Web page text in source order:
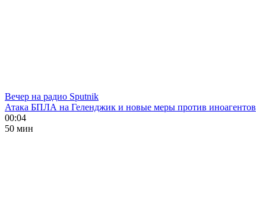
Вечер на радио Sputnik
Атака БПЛА на Геленджик и новые меры против иноагентов
00:04
50 мин